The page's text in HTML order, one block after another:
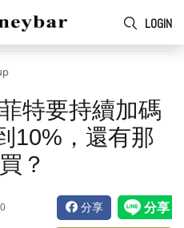
LOGIN
特要持續加碼
10%，還有那
？
分享